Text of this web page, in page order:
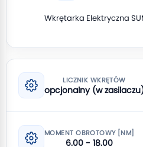
Wkrętarka Elektryczna
LICZNIK WKRĘTÓW
opcjonalny (w
MOMENT OBROTOWY [NM]
6.00 - 18.00